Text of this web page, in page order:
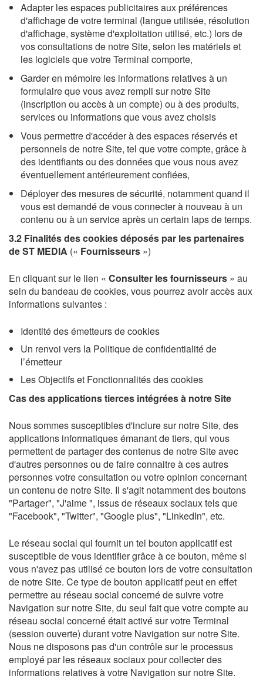
Adapter les espaces publicitaires aux préférences
d'affichage de votre terminal (langue utilisée, résolution
d'affichage, système d'exploitation utilisé, etc.) lors de
vos consultations de notre Site, selon les matériels et
les logiciels que votre Terminal comporte,
Garder en mémoire les informations relatives à un
formulaire que vous avez rempli sur notre Site
(inscription ou accès à un compte) ou à des produits,
services ou informations que vous avez choisis
Vous permettre d'accéder à des espaces réservés et
personnels de notre Site, tel que votre compte, grâce à
des identifiants ou des données que vous nous avez
éventuellement antérieurement confiées,
Déployer des mesures de sécurité, notamment quand il
vous est demandé de vous connecter à nouveau à un
contenu ou à un service après un certain laps de temps.
3.2 Finalités des cookies déposés par les partenaires
de ST MEDIA (« Fournisseurs »)
En cliquant sur le lien « Consulter les fournisseurs » au
sein du bandeau de cookies, vous pourrez avoir accès aux
informations suivantes :
Identité des émetteurs de cookies
Un renvoi vers la Politique de confidentialité de
l’émetteur
Les Objectifs et Fonctionnalités des cookies
Cas des applications tierces intégrées à notre Site
Nous sommes susceptibles d'inclure sur notre Site, des
applications informatiques émanant de tiers, qui vous
permettent de partager des contenus de notre Site avec
d'autres personnes ou de faire connaitre à ces autres
personnes votre consultation ou votre opinion concernant
un contenu de notre Site. Il s'agit notamment des boutons
"Partager", "J'aime ", issus de réseaux sociaux tels que
"Facebook", "Twitter", "Google plus", "LinkedIn", etc.
Le réseau social qui fournit un tel bouton applicatif est
susceptible de vous identifier grâce à ce bouton, même si
vous n'avez pas utilisé ce bouton lors de votre consultation
de notre Site. Ce type de bouton applicatif peut en effet
permettre au réseau social concerné de suivre votre
Navigation sur notre Site, du seul fait que votre compte au
réseau social concerné était activé sur votre Terminal
(session ouverte) durant votre Navigation sur notre Site.
Nous ne disposons pas d'un contrôle sur le processus
employé par les réseaux sociaux pour collecter des
informations relatives à votre Navigation sur notre Site.